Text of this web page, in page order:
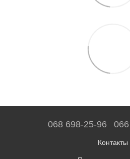
068 698-25-96
Контакты